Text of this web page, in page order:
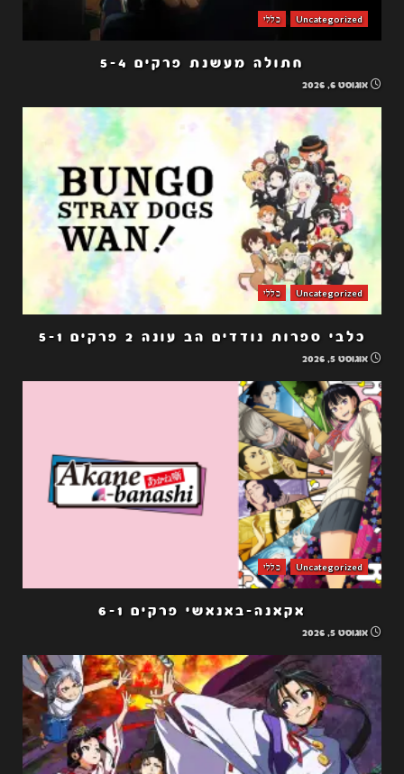
Uncategorized כללי
חתולה מעשנת פרקים 5-4
אוגוסט 6, 2026
Uncategorized כללי
כלבי ספרות נודדים הב עונה 2 פרקים 5-1
אוגוסט 5, 2026
Uncategorized כללי
אקאנה-באנאשי פרקים 6-1
אוגוסט 5, 2026